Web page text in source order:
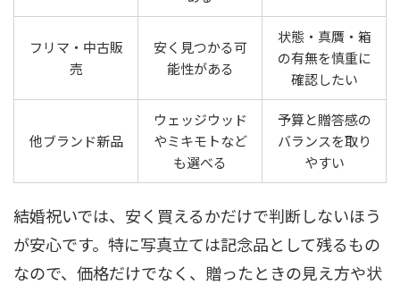
フリマ・中古販
売
安く見つかる可
能性がある
状態・真贋・箱
の有無を慎重に
確認したい
他ブランド新品
ウェッジウッド
やミキモトなど
も選べる
予算と贈答感の
バランスを取り
やすい
結婚祝いでは、安く買えるかだけで判断しないほう
が安心です。特に写真立ては記念品として残るもの
なので、価格だけでなく、贈ったときの見え方や状